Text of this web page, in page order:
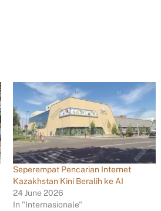
Seperempat Pencarian Internet
Kazakhstan Kini Beralih ke AI
24 June 2026
In "Internasionale"